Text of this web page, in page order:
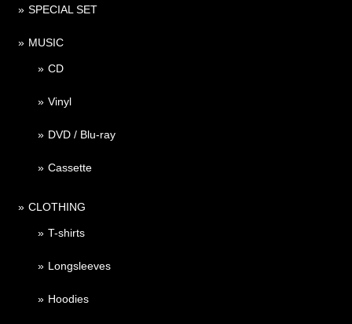
SPECIAL SET
MUSIC
CD
Vinyl
DVD / Blu-ray
Cassette
CLOTHING
T-shirts
Longsleeves
Hoodies